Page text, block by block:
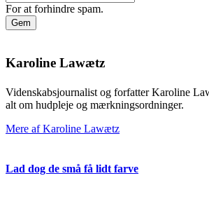
For at forhindre spam.
Karoline Lawætz
Videnskabsjournalist og forfatter Karoline
alt om hudpleje og mærkningsordninger.
Mere af Karoline Lawætz
Lad dog de små få lidt farve